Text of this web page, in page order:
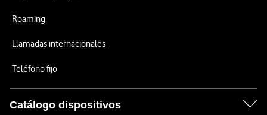
Roaming
Llamadas internacionales
Teléfono fijo
Catálogo dispositivos